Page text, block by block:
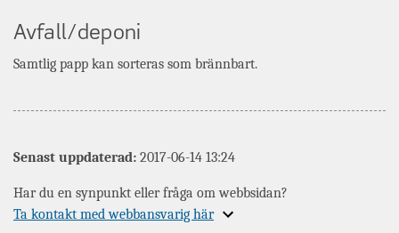
Avfall/deponi
Samtlig papp kan sorteras som brännbart.
Senast uppdaterad: 2017-06-14 13:24
Har du en synpunkt eller fråga om webbsidan?
Expandera
Ta kontakt med webbansvarig här